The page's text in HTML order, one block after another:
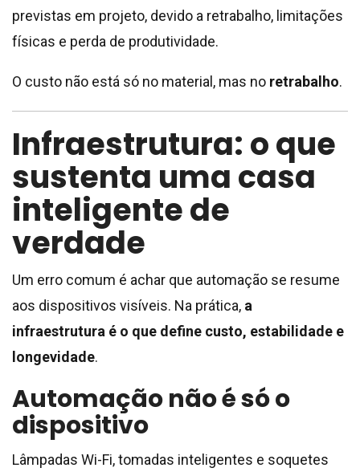
previstas em projeto, devido a retrabalho, limitações
físicas e perda de produtividade.
O custo não está só no material, mas no retrabalho.
Infraestrutura: o que
sustenta uma casa
inteligente de
verdade
Um erro comum é achar que automação se resume
aos dispositivos visíveis. Na prática, a
infraestrutura é o que define custo, estabilidade e
longevidade.
Automação não é só o
dispositivo
Lâmpadas Wi-Fi, tomadas inteligentes e soquetes